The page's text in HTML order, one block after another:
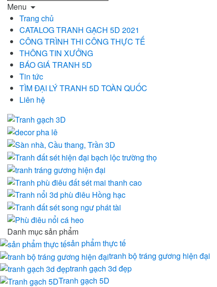
Menu
Trang chủ
CATALOG TRANH GẠCH 5D 2021
CÔNG TRÌNH THI CÔNG THỰC TẾ
THÔNG TIN XƯỞNG
BÁO GIÁ TRANH 5D
Tin tức
TÌM ĐẠI LÝ TRANH 5D TOÀN QUỐC
Liên hệ
Danh mục sản phẩm
sản phẩm thực tế
tranh bộ tráng gương hiện đại
tranh gạch 3d đẹp
Tranh gạch 5D